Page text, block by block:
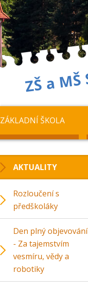
ZÁKLADNÍ ŠKOLA
AKTUALITY
Rozloučení s
předškoláky
Den plný objevování
- Za tajemstvím
vesmíru, vědy a
robotiky